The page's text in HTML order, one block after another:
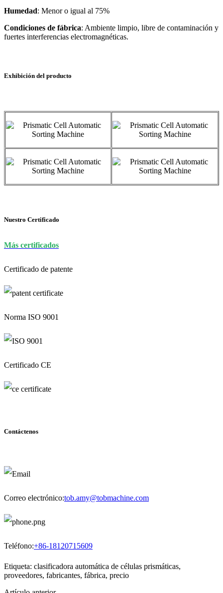
Humedad: Menor o igual al 75%
Condiciones de fábrica: Ambiente limpio, libre de contaminación y
fuertes interferencias electromagnéticas.
Exhibición del producto
Nuestro Certificado
Más certificados
Certificado de patente
Norma ISO 9001
Certificado CE
Contáctenos
Correo electrónico:tob.amy@tobmachine.com
Teléfono:+86-18120715609
Etiqueta: clasificadora automática de células prismáticas,
proveedores, fabricantes, fábrica, precio